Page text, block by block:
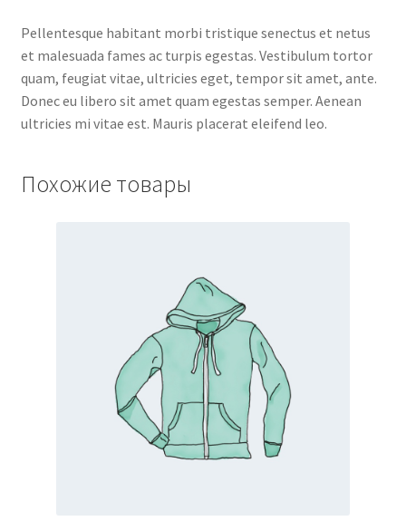
Pellentesque habitant morbi tristique senectus et netus
et malesuada fames ac turpis egestas. Vestibulum tortor
quam, feugiat vitae, ultricies eget, tempor sit amet, ante.
Donec eu libero sit amet quam egestas semper. Aenean
ultricies mi vitae est. Mauris placerat eleifend leo.
Похожие товары